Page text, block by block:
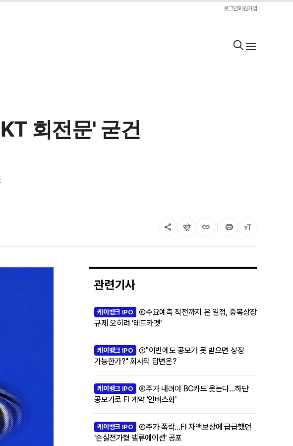
로그인회원가입
회전문' 굳건
share flutter_dash link print format_size
관련기사
케이뱅크 IPO
⑥수요예측 직전까지 온 일정, 중복상장
규제 오히려 '레드카펫'
케이뱅크 IPO
⑦"이번에도 공모가 못 받으면 상장
가능한가?" 회사의 답변은?
케이뱅크 IPO
⑧주가 내려야 BC카드 웃는다…하단
공모가로 FI 계약 '인버스화'
케이뱅크 IPO
⑨주가 폭락…FI 차액보상에 급급했던
'손실전가형 밸류에이션' 공포